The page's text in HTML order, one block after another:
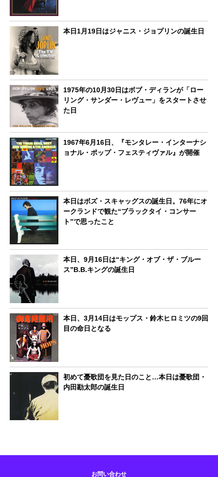
本日1月19日はジャニス・ジョプリンの誕生日
1975年の10月30日はボブ・ディランが「ロー
リング・サンダー・レヴュー」をスタートさせ
た日
1967年6月16日、『モンタレー・インターナシ
ョナル・ポップ・フェスティヴァル』が開催
本日はボズ・スキャッグスの誕生日。76年にオ
ークランドで観た“ブラックタイ・コンサー
ト”で思ったこと
本日、9月16日は“キング・オブ・ザ・ブルー
ス”B.B.キングの誕生日
本日、3月14日はモップス・鈴木ヒロミツの9回
目の命日となる
初めて憂歌団を見た日のこと…本日は憂歌団・
内田勘太郎の誕生日
お問い合わせ